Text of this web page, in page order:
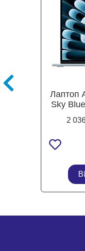
Лаптоп
Sky
2